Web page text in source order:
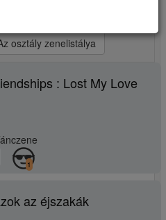
osztály zenelistálya
: Lost My Love
1
az éjszakák